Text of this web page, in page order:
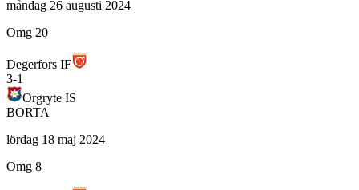
måndag 26 augusti 2024
Omg 20
Degerfors IF
3-1
Orgryte IS
BORTA
lördag 18 maj 2024
Omg 8